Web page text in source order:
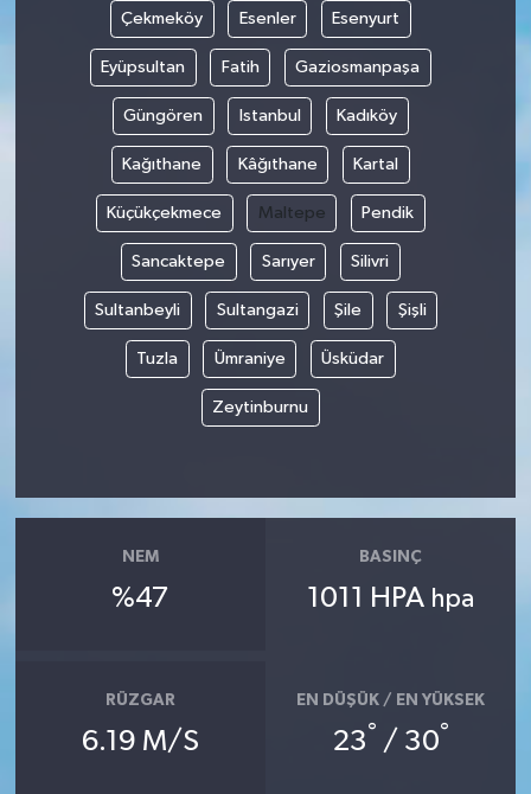
Çekmeköy Esenler Esenyurt
Eyüpsultan Fatih Gaziosmanpaşa
Güngören Istanbul Kadıköy
Kağıthane Kâğıthane Kartal
Küçükçekmece Maltepe Pendik
Sancaktepe Sarıyer Silivri
Sultanbeyli Sultangazi Şile Şişli
Tuzla Ümraniye Üsküdar
Zeytinburnu
NEM
%47
BASINÇ
1011 HPA hpa
RÜZGAR
6.19 M/S
EN DÜŞÜK / EN YÜKSEK
23° / 30°